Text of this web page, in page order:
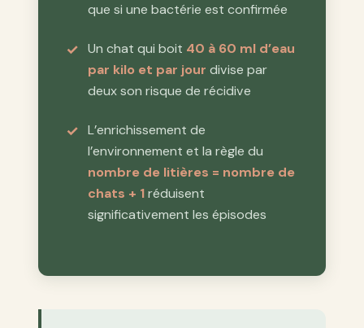
que si une bactérie est confirmée
Un chat qui boit 40 à 60 ml d’eau
par kilo et par jour divise par
deux son risque de récidive
L’enrichissement de
l’environnement et la règle du
nombre de litières = nombre de
chats + 1réduisent
significativement les épisodes